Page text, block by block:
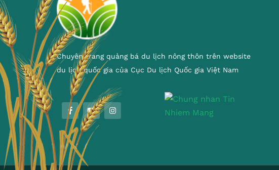
Chuyên trang quảng bá du lịch nông thôn trên website
du lịch quốc gia của Cục Du lịch Quốc gia Việt Nam